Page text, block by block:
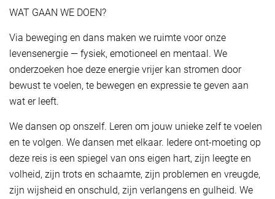
WAT GAAN WE DOEN?
Via beweging en dans maken we ruimte voor onze
levensenergie — fysiek, emotioneel en mentaal. We
onderzoeken hoe deze energie vrijer kan stromen door
bewust te voelen, te bewegen en expressie te geven aan
wat er leeft.
We dansen op onszelf. Leren om jouw unieke zelf te voelen
en te volgen. We dansen met elkaar. Iedere ont-moeting op
deze reis is een spiegel van ons eigen hart, zijn leegte en
volheid, zijn trots en schaamte, zijn problemen en vreugde,
zijn wijsheid en onschuld, zijn verlangens en gulheid. We